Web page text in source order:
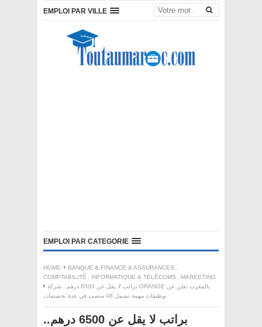
EMPLOI PAR VILLE
EMPLOI PAR CATEGORIE
HOME BANQUE & FINANCE & ASSURANCES ,
COMPTABILITÉ , INFORMATIQUE & TÉLÉCOMS , MARKETING
براتب لا يقل عن 6500 درهم.. شركة ORANGE بالمغرب تعلن عن
توظيفات مهمة تشمل 48 منصب في عدة تخصصات
براتب لا يقل عن 6500 درهم..